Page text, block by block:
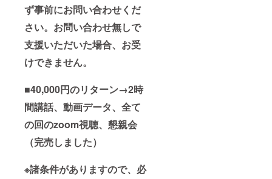
ず事前にお問い合わせくだ
さい。お問い合わせ無しで
支援いただいた場合、お受
けできません。
■40,000円のリターン→2時
間講話、動画データ、全て
の回のzoom視聴、懇親会
（完売しました）
※諸条件がありますので、必